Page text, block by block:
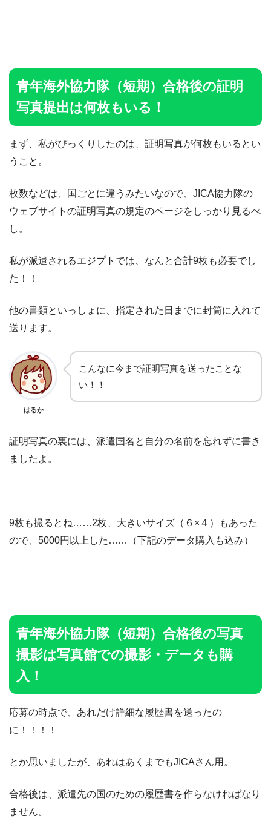
青年海外協力隊（短期）合格後の証明
写真提出は何枚もいる！
まず、私がびっくりしたのは、証明写真が何枚もいるとい
うこと。
枚数などは、国ごとに違うみたいなので、JICA協力隊の
ウェブサイトの証明写真の規定のページをしっかり見るべ
し。
私が派遣されるエジプトでは、なんと合計9枚も必要でし
た！！
他の書類といっしょに、指定された日までに封筒に入れて
送ります。
はるか
こんなに今まで証明写真を送ったことな
い！！
証明写真の裏には、派遣国名と自分の名前を忘れずに書き
ましたよ。
9枚も撮るとね……2枚、大きいサイズ（６×４）もあった
ので、5000円以上した……（下記のデータ購入も込み）
青年海外協力隊（短期）合格後の写真
撮影は写真館での撮影・データも購
入！
応募の時点で、あれだけ詳細な履歴書を送ったの
に！！！！
とか思いましたが、あれはあくまでもJICAさん用。
合格後は、派遣先の国のための履歴書を作らなければなり
ません。